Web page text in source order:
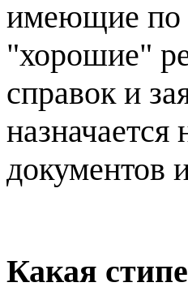
имеющие по
"хорошие"
справок и
документов
Какая